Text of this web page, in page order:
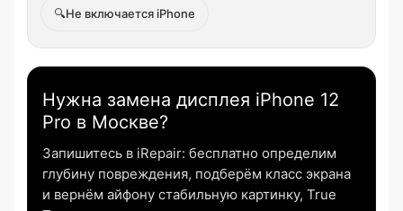
🔍Не включается iPhone
Нужна замена дисплея iPhone 12
Pro в Москве?
Запишитесь в iRepair: бесплатно определим
глубину повреждения, подберём класс экрана
и вернём айфону стабильную картинку, True